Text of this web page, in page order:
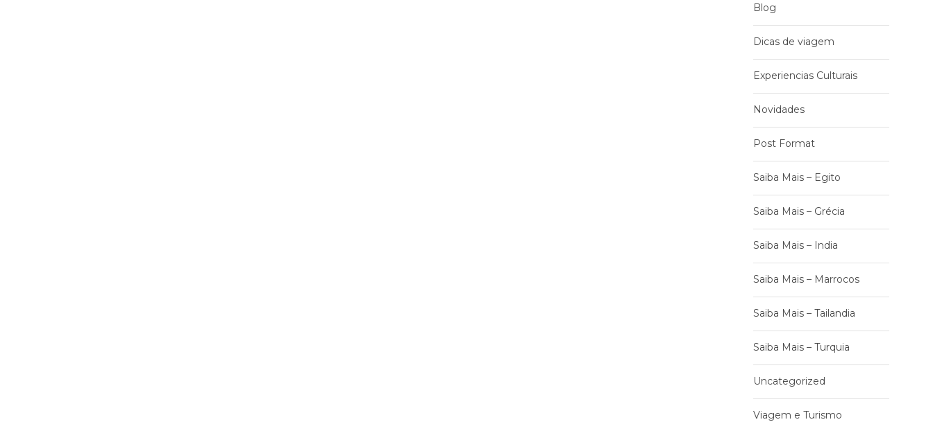
Blog
Dicas de viagem
Experiencias Culturais
Novidades
Post Format
Saiba Mais – Egito
Saiba Mais – Grécia
Saiba Mais – India
Saiba Mais – Marrocos
Saiba Mais – Tailandia
Saiba Mais – Turquia
Uncategorized
Viagem e Turismo